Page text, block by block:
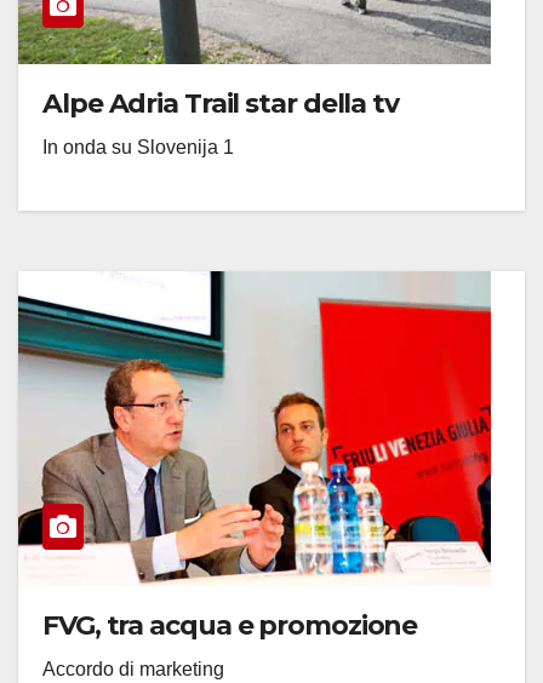
Alpe Adria Trail star della tv
In onda su Slovenija 1
FVG, tra acqua e promozione
Accordo di marketing